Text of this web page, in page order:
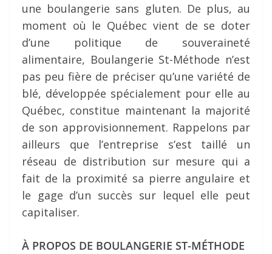
une boulangerie sans gluten. De plus, au
moment où le Québec vient de se doter
d’une politique de souveraineté
alimentaire, Boulangerie St-Méthode n’est
pas peu fière de préciser qu’une variété de
blé, développée spécialement pour elle au
Québec, constitue maintenant la majorité
de son approvisionnement. Rappelons par
ailleurs que l’entreprise s’est taillé un
réseau de distribution sur mesure qui a
fait de la proximité sa pierre angulaire et
le gage d’un succès sur lequel elle peut
capitaliser.
À PROPOS DE BOULANGERIE ST-MÉTHODE